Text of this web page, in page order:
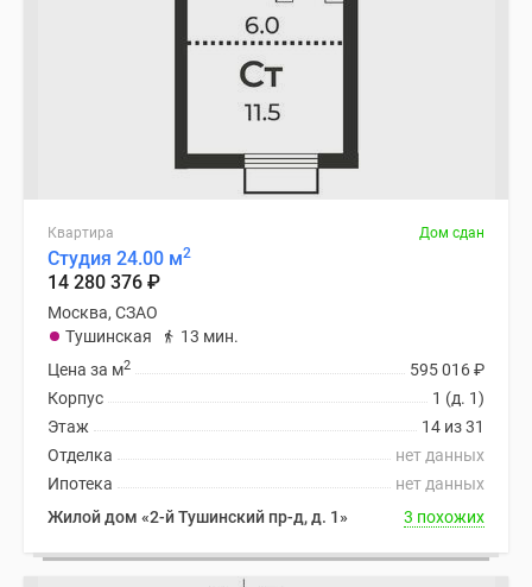
Квартира Дом сдан
Студия 24.00 м2
14 280 376 ₽
Москва, СЗАО
Тушинская
13 мин.
595 016₽
Цена за м2
1 (д. 1)
Корпус
14 из 31
Этаж
нет данных
Отделка
нет данных
Ипотека
Жилой дом «2-й Тушинский пр-д, д. 1»
3 похожих